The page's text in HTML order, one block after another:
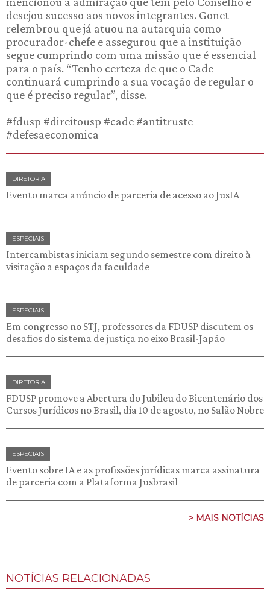
desejou sucesso aos novos integrantes. Gonet
relembrou que já atuou na autarquia como
procurador-chefe e assegurou que a instituição
segue cumprindo com uma missão que é essencial
para o país. “Tenho certeza de que o Cade
continuará cumprindo a sua vocação de regular o
que é preciso regular”, disse.
#fdusp #direitousp #cade #antitruste
#defesaeconomica
DIRETORIA
Evento marca anúncio de parceria de acesso ao JusIA
ESPECIAIS
Intercambistas iniciam segundo semestre com direito à
visitação a espaços da faculdade
ESPECIAIS
Em congresso no STJ, professores da FDUSP discutem os
desafios do sistema de justiça no eixo Brasil-Japão
DIRETORIA
FDUSP promove a Abertura do Jubileu do Bicentenário dos
Cursos Jurídicos no Brasil, dia 10 de agosto, no Salão Nobre
ESPECIAIS
Evento sobre IA e as profissões jurídicas marca assinatura
de parceria com a Plataforma Jusbrasil
> MAIS NOTÍCIAS
NOTÍCIAS RELACIONADAS